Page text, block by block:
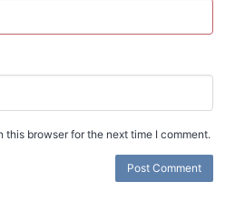
this browser for the next time I comment.